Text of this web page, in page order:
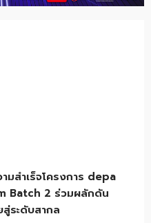
มสำเร็จโครงการ depa
Batch 2 ร่วมผลักดัน
ระดับสากล